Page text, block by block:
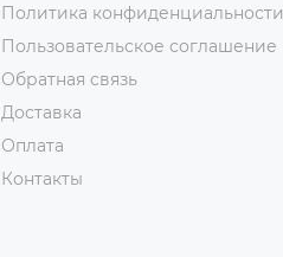
Политика конфиденциальности
Пользовательское соглашение
Обратная связь
Доставка
Оплата
Контакты